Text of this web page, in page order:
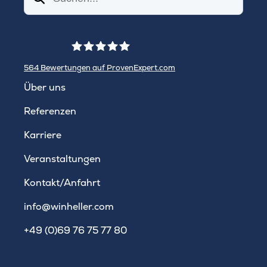
564 Bewertungen auf ProvenExpert.com
Über uns
Referenzen
Karriere
Veranstaltungen
Kontakt/Anfahrt
info@winheller.com
+49 (0)69 76 75 77 80